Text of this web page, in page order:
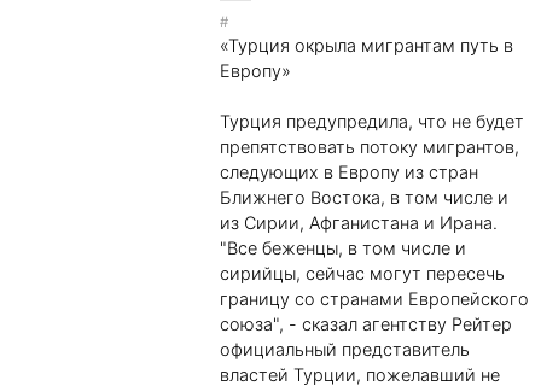
#
«Турция окрыла мигрантам путь в
Европу»
Турция предупредила, что не будет
препятствовать потоку мигрантов,
следующих в Европу из стран
Ближнего Востока, в том числе и
из Сирии, Афганистана и Ирана.
"Все беженцы, в том числе и
сирийцы, сейчас могут пересечь
границу со странами Европейского
союза", - сказал агентству Рейтер
официальный представитель
властей Турции, пожелавший не